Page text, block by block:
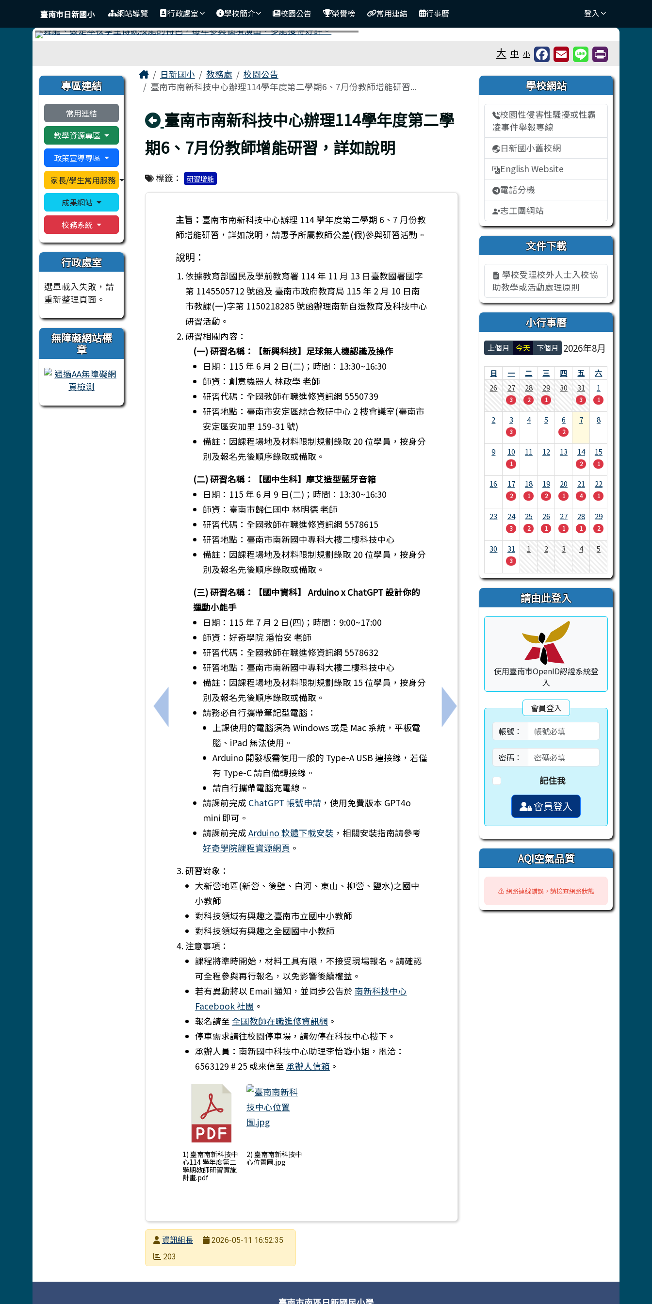
臺南市日新國小
導覽列臺南市日新國小 網站導覽 行政處室 學校簡介 校園公告 榮譽榜 常用連結 行事曆 登入
⏸
大 中 小
左邊區域內容
專區連結
常用連結
教學資源專區
政策宣導專區
家長/學生常用服務
成果網站
校務系統
行政處室
選單載入失敗，請
重新整理頁面。
無障礙網站標
章
主內容區域
Home日新國小 教務處
校園公告
臺南市南新科技中心辦理114學年度第二學期6、7月份教師增能研習...
回上頁
臺南市南新科技中心辦理114學年度第二學
期6、7月份教師增能研習，詳如說明
標籤： 研習增能
上一筆：【轉知】國立屏東大學教育學系協辦「115年Kebbi凱比機器人創新應用競賽」訊息。
主旨： 臺南市南新科技中心辦理 114 學年度第二學期 6、7 月份教
師增能研習，詳如說明，請惠予所屬教師公差(假)參與研習活動。
說明：
依據教育部國民及學前教育署 114 年 11 月 13 日臺教國署國字
第 1145505712 號函及 臺南市政府教育局 115 年 2 月 10 日南
市教課(一)字第 1150218285 號函辦理南新自造教育及科技中心
研習活動。
研習相關內容：
(一) 研習名稱：【新興科技】足球無人機認識及操作
日期：115 年 6 月 2 日(二)；時間：13:30~16:30
師資：創意機器人 林政學 老師
研習代碼：全國教師在職進修資訊網 5550739
研習地點：臺南市安定區綜合教研中心 2 樓會議室(臺南市
安定區安加里 159-31 號)
備註：因課程場地及材料限制規劃錄取 20 位學員，按身分
別及報名先後順序錄取或備取。
(二) 研習名稱：【國中生科】摩艾造型藍牙音箱
日期：115 年 6 月 9 日(二)；時間：13:30~16:30
師資：臺南市歸仁國中 林明德 老師
研習代碼：全國教師在職進修資訊網 5578615
研習地點：臺南市南新國中專科大樓二樓科技中心
備註：因課程場地及材料限制規劃錄取 20 位學員，按身分
別及報名先後順序錄取或備取。
(三) 研習名稱：【國中資科】 Arduino x ChatGPT 設計你的
運動小能手
日期：115 年 7 月 2 日(四)；時間：9:00~17:00
師資：好奇學院 潘怡安 老師
研習代碼：全國教師在職進修資訊網 5578632
研習地點：臺南市南新國中專科大樓二樓科技中心
備註：因課程場地及材料限制規劃錄取 15 位學員，按身分
別及報名先後順序錄取或備取。
請務必自行攜帶筆記型電腦：
上課使用的電腦須為 Windows 或是 Mac 系統，平板電
腦、iPad 無法使用。
Arduino 開發板需使用一般的 Type-A USB 連接線，若僅
有 Type-C 請自備轉接線。
請自行攜帶電腦充電線。
請課前完成 ChatGPT 帳號申請，使用免費版本 GPT4o
mini 即可。
請課前完成Arduino 軟體下載安裝 ，相關安裝指南請參考
好奇學院課程資源網頁 。
研習對象：
大新營地區(新營、後壁、白河、東山、柳營、鹽水)之國中
小教師
對科技領域有興趣之臺南市立國中小教師
對科技領域有興趣之全國國中小教師
注意事項：
課程將準時開始，材料工具有限，不接受現場報名。請確認
可全程參與再行報名，以免影響後續權益。
若有異動將以 Email 通知，並同步公告於 南新科技中心
Facebook 社團 。
報名請至 全國教師在職進修資訊網 。
停車需求請往校園停車場，請勿停在科技中心樓下。
承辦人員：南新國中科技中心助理李怡璇小姐，電洽：
6563129 # 25 或來信至 承辦人信箱 。
1) 臺南南新科技中
⼼114 學年度第二
學期教師研習實施
計畫.pdf
2) 臺南南新科技中
⼼位置圖.jpg
下一筆：115.05.12晨會報告
發布者資訊組長
發布日期
2026-05-11 16:52:35
瀏覽次數
203
右邊區域內容
學校網站
校園性侵害性騷擾或性霸
凌事件舉報專線
日新國小舊校網
English Website
電話分機
志工團網站
文件下載
學校受理校外人士入校協
助教學或活動處理原則
小行事曆
上個月 今天 下個月 2026年8月
日 一 二 三 四 五
六
26
27
3
28
2
29
1
30 31
3
1
1
2 3
3
4 5 6
2
7 8
9 10
1
11 12 13 14
2
15
1
16 17
2
18
1
19
2
20
1
21
4
22
1
23 24
3
25
2
26
1
27
1
28
1
29
2
30 31
3
1 2 3 4 5
請由此登入
使用臺南市OpenID認證系統登
入
會員登入
帳號：
密碼：
記住我
會員登入
AQI空氣品質
⚠️ 網路連線錯誤，請檢查網路狀態
頁尾區域